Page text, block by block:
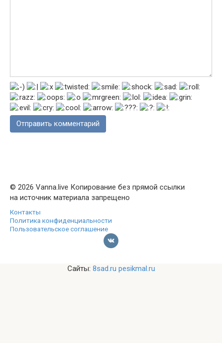
© 2026 Vanna.live Копирование без прямой ссылки
на источник материала запрещено
Контакты
Политика конфиденциальности
Пользовательское соглашение
Сайты: 8sad.ru pesikmal.ru